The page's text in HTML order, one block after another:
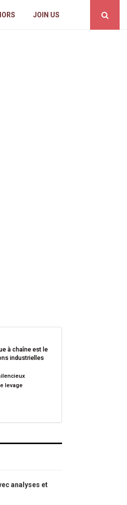
JOIN US
à chaîne est le
industrielles
levage
analyses et